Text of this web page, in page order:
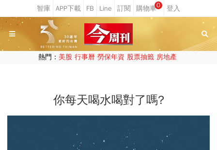
0
熱門： 美股 行事曆 勞保年資 股票抽籤 房地產
你每天喝水喝對了嗎?